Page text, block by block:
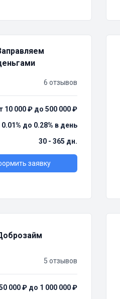
6 отзывов
10 000 ₽ до 500 000 ₽
0.01% до 0.28% в день
30 - 365 дн.
заявку
5 отзывов
000 ₽ до 1 000 000 ₽